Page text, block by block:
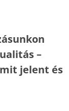
–
jelent és